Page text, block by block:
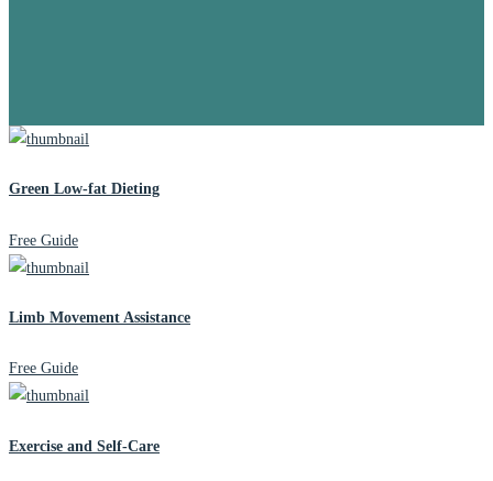
Green Low-fat Dieting
Free Guide
Limb Movement Assistance
Free Guide
Exercise and Self-Care